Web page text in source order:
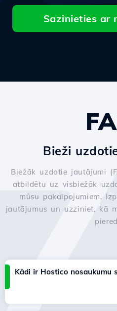
Sazinieties ar
Bieži
Biežāk uzdotie jautājumi
atbildētu uz visbiežāk
mūsu pakalpojumiem.
jautājumus un uzziniet, kā
Kādi ir Hostico nosaukumu